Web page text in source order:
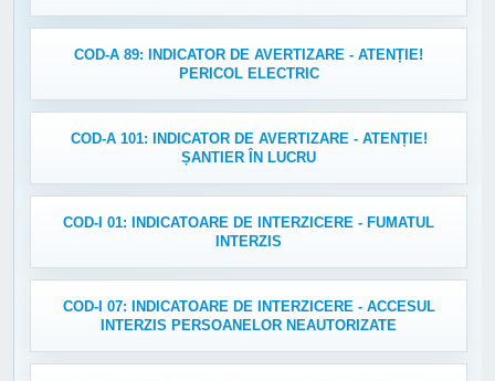
COD-A 89: INDICATOR DE AVERTIZARE - ATENȚIE!
PERICOL ELECTRIC
COD-A 101: INDICATOR DE AVERTIZARE - ATENȚIE!
ȘANTIER ÎN LUCRU
COD-I 01: INDICATOARE DE INTERZICERE - FUMATUL
INTERZIS
COD-I 07: INDICATOARE DE INTERZICERE - ACCESUL
INTERZIS PERSOANELOR NEAUTORIZATE